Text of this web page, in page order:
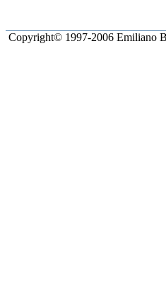
Copyright© 1997-2006 Emiliano